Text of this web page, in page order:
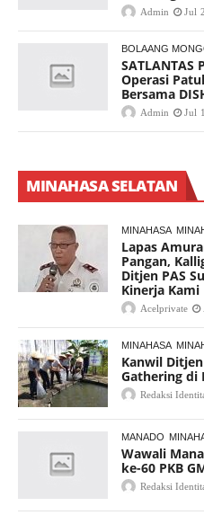
Admin Jul
BOLAANG
Operasi
Bersama
Admin Jul
MINAHASA SELATAN
MINAHASA
Lapas
Pangan,
Ditjen PAS
Kinerja Kami
Acelprivate
MINAHASA
Kanwil
Gathering di
Redaksi
MANADO
Wawali
ke-60 PKB
Redaksi